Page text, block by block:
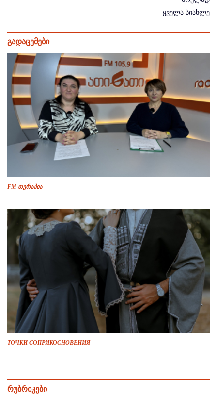
ყველა სიახლე
გადაცემები
FM თერაპია
ТОЧКИ СОПРИКОСНОВЕНИЯ
რუბრიკები